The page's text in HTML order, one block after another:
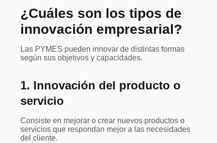
¿Cuáles son los tipos de
innovación empresarial?
Las PYMES pueden innovar de distintas formas
según sus objetivos y capacidades.
1. Innovación del producto o
servicio
Consiste en mejorar o crear nuevos productos o
servicios que respondan mejor a las necesidades
del cliente.